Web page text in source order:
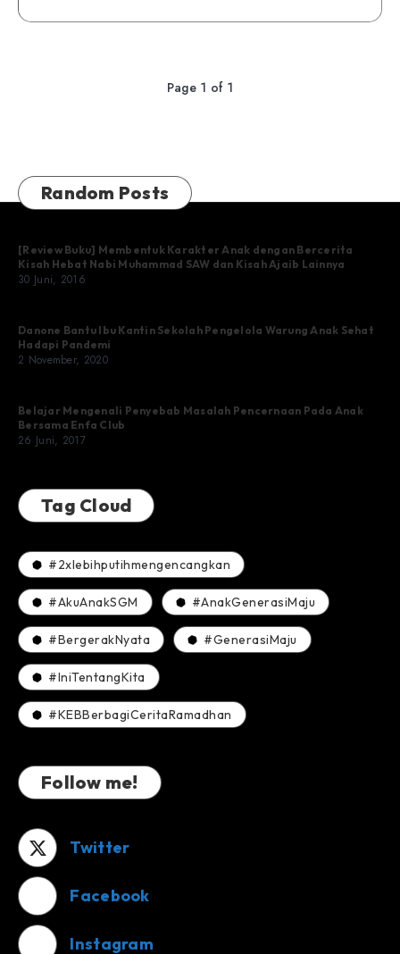
Page 1 of 1
Random Posts
[Review Buku] Membentuk Karakter Anak dengan Bercerita
Kisah Hebat Nabi Muhammad SAW dan Kisah Ajaib Lainnya
30 Juni, 2016
Danone Bantu Ibu Kantin Sekolah Pengelola Warung Anak Sehat
Hadapi Pandemi
2 November, 2020
Belajar Mengenali Penyebab Masalah Pencernaan Pada Anak
Bersama Enfa Club
26 Juni, 2017
Tag Cloud
#2xlebihputihmengencangkan
#AkuAnakSGM #AnakGenerasiMaju
#BergerakNyata #GenerasiMaju
#IniTentangKita
#KEBBerbagiCeritaRamadhan
Follow me!
Twitter
Facebook
Instagram